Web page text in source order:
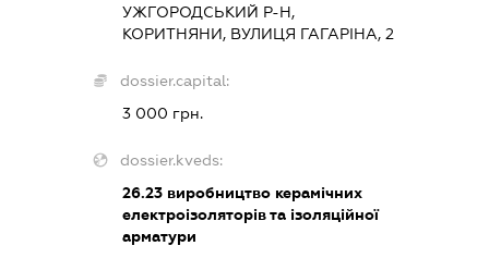
УЖГОРОДСЬКИЙ Р-Н,
КОРИТНЯНИ, ВУЛИЦЯ ГАГАРІНА, 2
dossier.capital:
3 000 грн.
dossier.kveds:
26.23виробництво керамічних
електроізоляторів та ізоляційної
арматури